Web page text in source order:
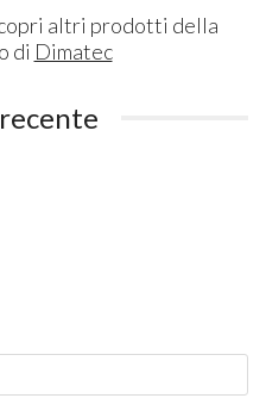
altri prodotti della
di Dimatec